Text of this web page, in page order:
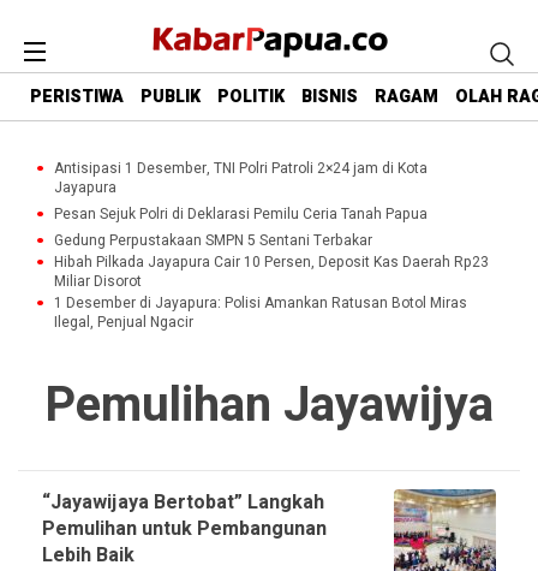
PERISTIWA PUBLIK POLITIK BISNIS RAGAM OLAH
Antisipasi 1 Desember, TNI Polri Patroli 2×24 jam di Kota
Jayapura
Pesan Sejuk Polri di Deklarasi Pemilu Ceria Tanah Papua
Gedung Perpustakaan SMPN 5 Sentani Terbakar
Hibah Pilkada Jayapura Cair 10 Persen, Deposit Kas Daerah Rp23
Miliar Disorot
1 Desember di Jayapura: Polisi Amankan Ratusan Botol Miras
Ilegal, Penjual Ngacir
Pemulihan Jayawijya
“Jayawijaya Bertobat” Langkah
Pemulihan untuk Pembangunan
Lebih Baik